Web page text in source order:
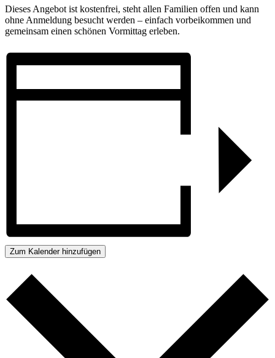
Dieses Angebot ist kostenfrei, steht allen Familien offen und kann
ohne Anmeldung besucht werden – einfach vorbeikommen und
gemeinsam einen schönen Vormittag erleben.
Zum Kalender hinzufügen